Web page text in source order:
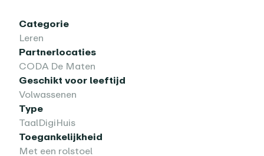
Categorie
Leren
Partnerlocaties
CODA De Maten
Geschikt voor leeftijd
Volwassenen
Type
TaalDigiHuis
Toegankelijkheid
Met een rolstoel